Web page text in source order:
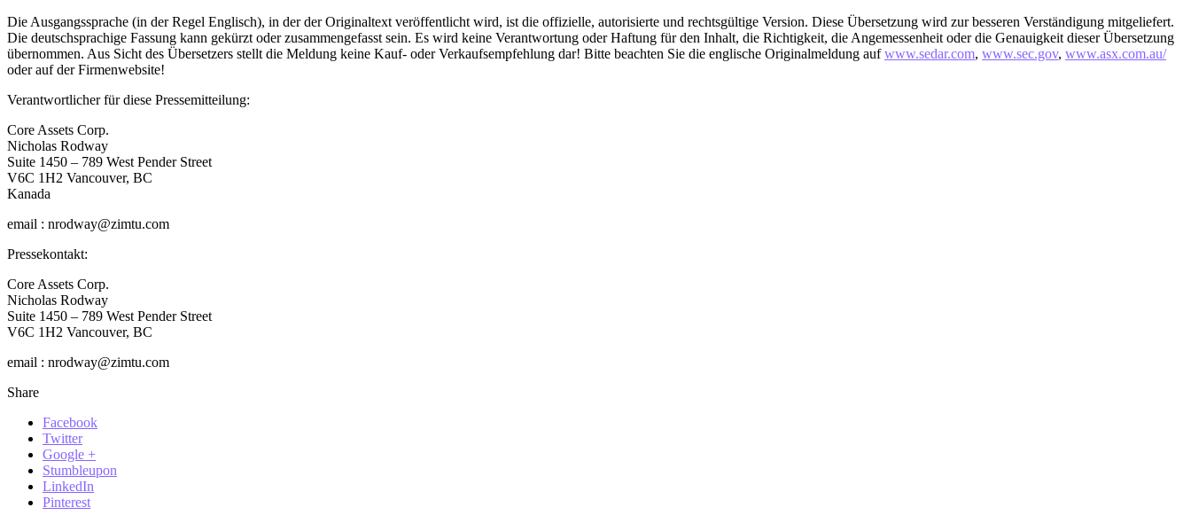
Die Ausgangssprache (in der Regel Englisch), in der der Originaltext veröffentlicht wird, ist die offizielle, autorisierte und rechtsgültige Version. Diese Übersetzung wird zur besseren Verständigung mitgeliefert.
Die deutschsprachige Fassung kann gekürzt oder zusammengefasst sein. Es wird keine Verantwortung oder Haftung für den Inhalt, die Richtigkeit, die Angemessenheit oder die Genauigkeit dieser Übersetzung
übernommen. Aus Sicht des Übersetzers stellt die Meldung keine Kauf- oder Verkaufsempfehlung dar! Bitte beachten Sie die englische Originalmeldung aufwww.sedar.com, www.sec.gov, www.asx.com.au/
oder auf der Firmenwebsite!
Verantwortlicher für diese Pressemitteilung:
Core Assets Corp.
Nicholas Rodway
Suite 1450 – 789 West Pender Street
V6C 1H2 Vancouver, BC
Kanada
email : nrodway@zimtu.com
Pressekontakt:
Core Assets Corp.
Nicholas Rodway
Suite 1450 – 789 West Pender Street
V6C 1H2 Vancouver, BC
email : nrodway@zimtu.com
Share
Facebook
Twitter
Google +
Stumbleupon
LinkedIn
Pinterest